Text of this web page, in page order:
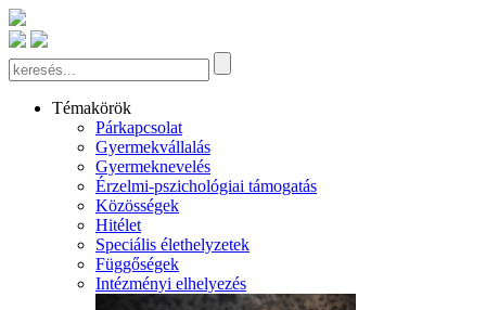
Témakörök
Párkapcsolat
Gyermekvállalás
Gyermeknevelés
Érzelmi-pszichológiai támogatás
Közösségek
Hitélet
Speciális élethelyzetek
Függőségek
Intézményi elhelyezés